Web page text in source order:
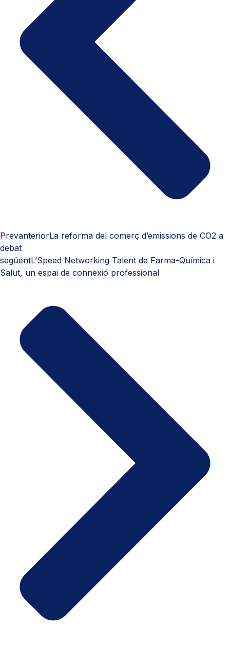
PrevanteriorLa reforma del comerç d’emissions de CO2 a
debat
següentL’Speed Networking Talent de Farma-Química i
Salut, un espai de connexió professional